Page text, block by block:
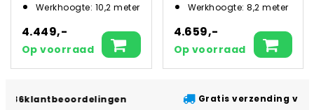
Werkhoogte: 10,2 meter
4.449,-
Op voorraad
Werkhoogte: 8,2 meter
4.659,-
Op voorraad
Gratis verzending vanaf €200,- excl.